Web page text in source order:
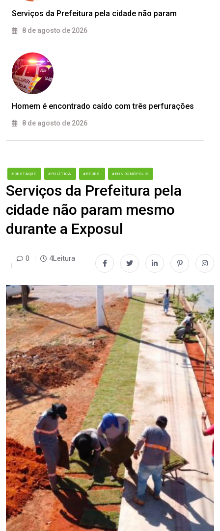
Serviços da Prefeitura pela cidade não param
8 de agosto de 2026
Homem é encontrado caído com três perfurações
8 de agosto de 2026
#DESTAQUE #POLÍTICA #REDES #RONDONÓPOLIS
Serviços da Prefeitura pela
cidade não param mesmo
durante a Exposul
0 4Leitura